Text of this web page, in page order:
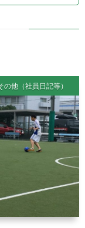
の他（社員日記等）